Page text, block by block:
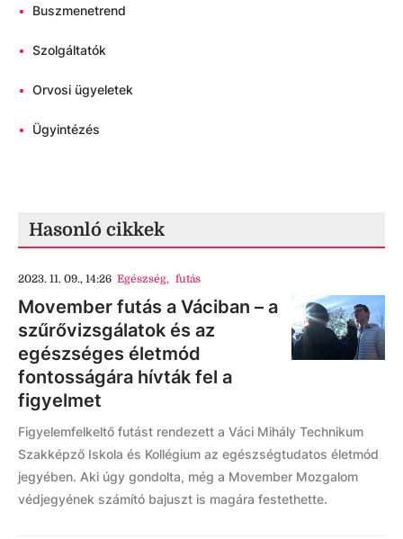
• Buszmenetrend
• Szolgáltatók
• Orvosi ügyeletek
• Ügyintézés
Hasonló cikkek
2023. 11. 09., 14:26 Egészség, futás
Movember futás a Váciban – a
szűrővizsgálatok és az
egészséges életmód
fontosságára hívták fel a
figyelmet
Figyelemfelkeltő futást rendezett a Váci Mihály Technikum
Szakképző Iskola és Kollégium az egészségtudatos életmód
jegyében. Aki úgy gondolta, még a Movember Mozgalom
védjegyének számító bajuszt is magára festethette.